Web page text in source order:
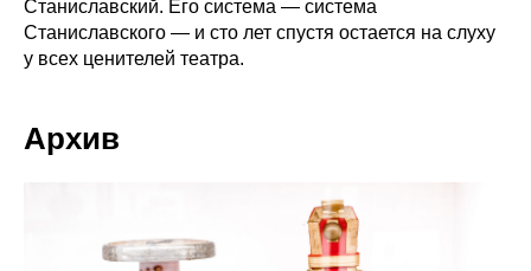
Станиславский. Его система — система
Станиславского — и сто лет спустя остается на слуху
у всех ценителей театра.
Архив